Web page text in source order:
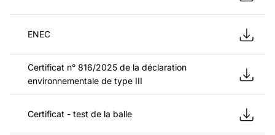
ENEC
Certificat n° 816/2025 de la déclaration
environnementale de type III
Certificat - test de la balle